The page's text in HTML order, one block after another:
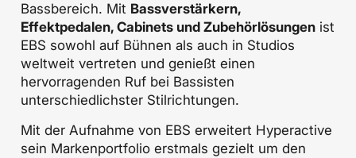
Bassbereich. Mit Bassverstärkern,
Effektpedalen, Cabinets und Zubehörlösungenist
EBS sowohl auf Bühnen als auch in Studios
weltweit vertreten und genießt einen
hervorragenden Ruf bei Bassisten
unterschiedlichster Stilrichtungen.
Mit der Aufnahme von EBS erweitert Hyperactive
sein Markenportfolio erstmals gezielt um den